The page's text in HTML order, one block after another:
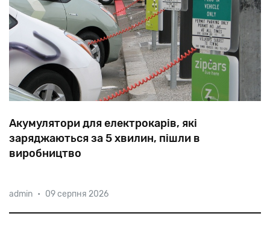
Акумулятори для електрокарів, які
заряджаються за 5 хвилин, пішли в
виробництво
один із засновників якої — репатріант з Пермі, батько
«флешки», професор Семен Ліцин. Днями батареї,
admin • 09 серпня 2026